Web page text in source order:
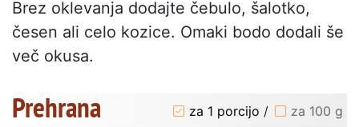
Brez oklevanja dodajte čebulo, šalotko,
česen ali celo kozice. Omaki bodo dodali še
več okusa.
Prehrana za 1 porcijo / za 100 g